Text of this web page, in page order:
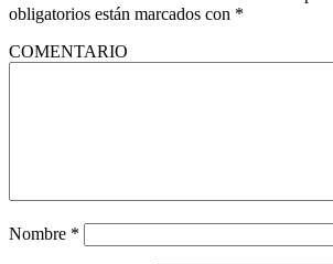
obligatorios están marcados con *
COMENTARIO
Nombre *